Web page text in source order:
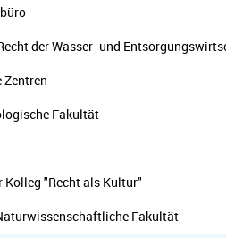
der Wasser- und
Fakultät
Kolleg "Recht als Kultur"
Fakultät